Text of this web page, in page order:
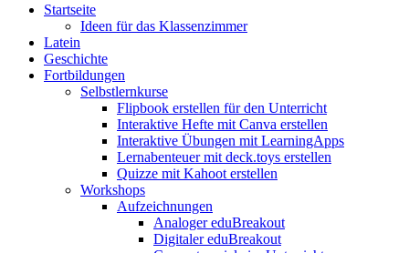
Startseite
Ideen für das Klassenzimmer
Latein
Geschichte
Fortbildungen
Selbstlernkurse
Flipbook erstellen für den Unterricht
Interaktive Hefte mit Canva erstellen
Interaktive Übungen mit LearningApps
Lernabenteuer mit deck.toys erstellen
Quizze mit Kahoot erstellen
Workshops
Aufzeichnungen
Analoger eduBreakout
Digitaler eduBreakout